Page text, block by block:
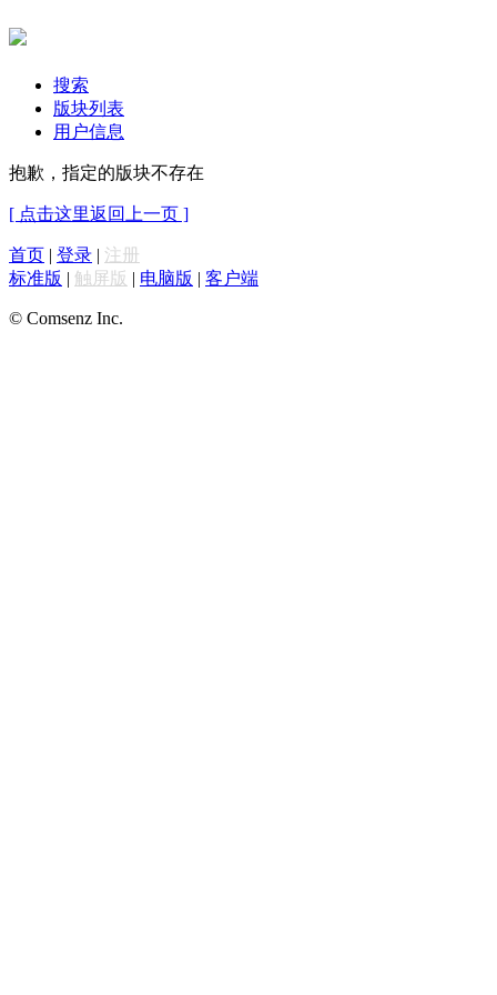
搜索
版块列表
用户信息
抱歉，指定的版块不存在
[ 点击这里返回上一页 ]
首页 | 登录 | 注册
标准版 | 触屏版 | 电脑版 | 客户端
© Comsenz Inc.